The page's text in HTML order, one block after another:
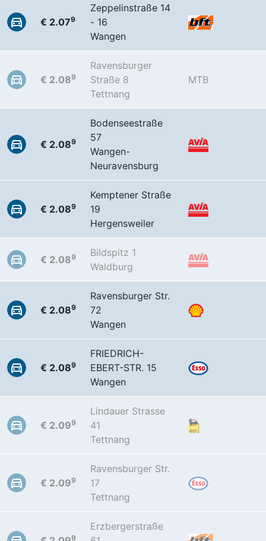
€ 2.079
Zeppelinstraße 14
- 16
Wangen
€ 2.089
Ravensburger
Straße 8
Tettnang
MTB
€ 2.089
Bodenseestraße
57
Wangen-
Neuravensburg
€ 2.089
Kemptener Straße
19
Hergensweiler
€ 2.089
Bildspitz 1
Waldburg
€ 2.089
Ravensburger Str.
72
Wangen
€ 2.089
FRIEDRICH-
EBERT-STR. 15
Wangen
€ 2.099
Lindauer Strasse
41
Tettnang
€ 2.099
Ravensburger Str.
17
Tettnang
9
Erzbergerstraße